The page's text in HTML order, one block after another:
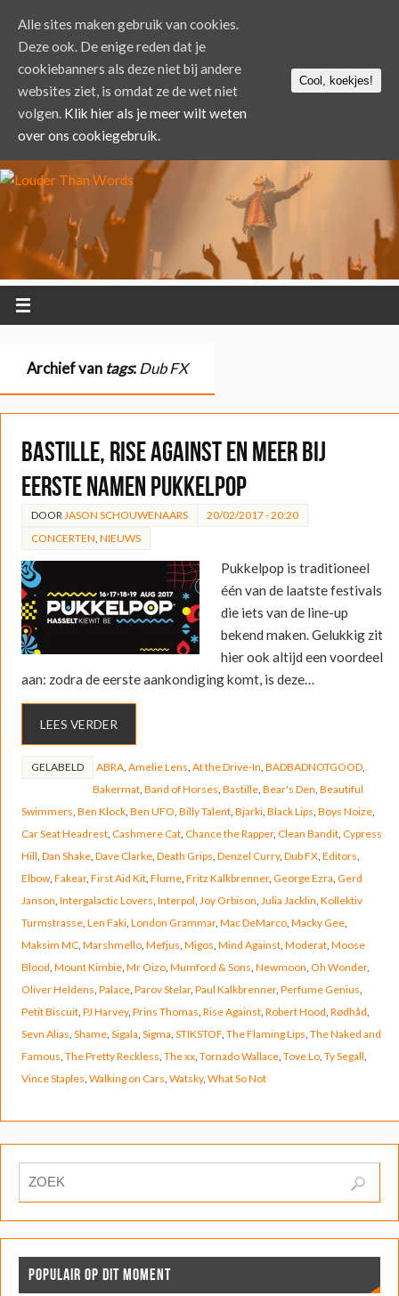
Archief van tags:Dub FX
Bastille, Rise Against en meer bij
eerste namen Pukkelpop
DOOR JASON SCHOUWENAARS
20/02/2017 - 20:20
CONCERTEN NIEUWS
Pukkelpop is traditioneel
één van de laatste festivals
die iets van de line-up
bekend maken. Gelukkig zit
hier ook altijd een voordeel
aan: zodra de eerste aankondiging komt, is deze…
LEES VERDER
GELABELD ABRA, Amelie Lens At the Drive-In BADBADNOTGOOD,
Bakermat, Band of Horses Bastille, Bear's Den Beautiful
Swimmers Ben Klock, Ben UFO Billy Talent, Bjarki, Black Lips Boys Noize,
Car Seat Headrest, Cashmere Cat, Chance the Rapper, Clean Bandit, Cypress
Hill Dan Shake, Dave Clarke, Death Grips Denzel Curry, Dub FX, Editors
Elbow, Fakear, First Aid Kit, Flume, Fritz Kalkbrenner, George Ezra Gerd
Janson Intergalactic Lovers Interpol Joy Orbison Julia Jacklin Kollektiv
Turmstrasse, Len Faki, London Grammar, Mac DeMarco, Macky Gee,
Maksim MC, Marshmello, Mefjus Migos Mind Against, Moderat, Moose
Blood Mount Kimbie, Mr Oizo, Mumford & Sons Newmoon Oh Wonder,
Oliver Heldens Palace, Parov Stelar, Paul Kalkbrenner, Perfume Genius
Petit Biscuit, PJ Harvey, Prins Thomas Rise Against, Robert Hood Rødhåd
Sevn Alias Shame, Sigala Sigma STIKSTOF, The Flaming Lips The Naked and
Famous The Pretty Reckless The xx, Tornado Wallace, Tove Lo, Ty Segall
Vince Staples Walking on Cars Watsky, What So Not
POPULAIR OP DIT MOMENT
Alle sites maken gebruik van cookies.
Deze ook. De enige reden dat je
cookiebanners als deze niet bij andere
websites ziet, is omdat ze de wet niet
volgen. Klik hier als je meer wilt weten
over ons cookiegebruik.
Cool, koekjes!